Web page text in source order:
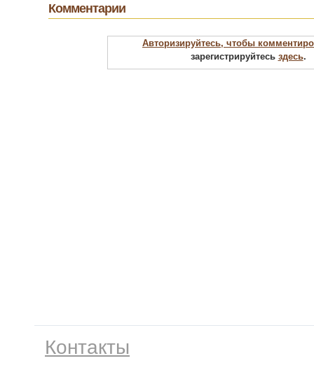
Комментарии
Авторизируйтесь, чтобы
зарегистрируйтесь здесь.
Контакты